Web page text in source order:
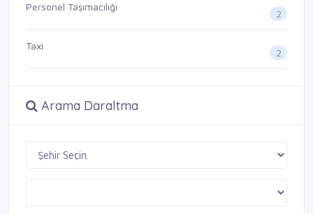
Personel Taşımacılığı
2
Taxi
2
Arama Daraltma